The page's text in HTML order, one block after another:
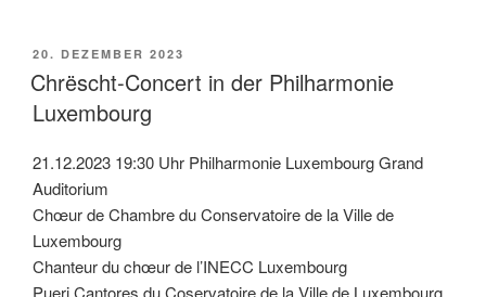
VERÖFFENTLICHT
AM
20. DEZEMBER 2023
Chrëscht-Concert in der Philharmonie
Luxembourg
21.12.2023 19:30 Uhr Philharmonie Luxembourg Grand
Auditorium
Chœur de Chambre du Conservatoire de la Ville de
Luxembourg
Chanteur du chœur de l’INECC Luxembourg
Pueri Cantores du Coservatoire de la Ville de Luxembourg